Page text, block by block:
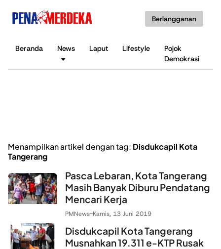
Berlangganan
Beranda News Laput Lifestyle
Pojok
Demokrasi
Menampilkan artikel dengan tag: Disdukcapil Kota
Tangerang
Pasca Lebaran, Kota Tangerang
Masih Banyak Diburu Pendatang
Mencari Kerja
PMNews-Kamis, 13 Juni 2019
Disdukcapil Kota Tangerang
Musnahkan 19.311 e-KTP Rusak